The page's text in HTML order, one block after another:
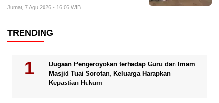
Jumat, 7 Agu 2026 - 16:06 WIB
TRENDING
Dugaan Pengeroyokan terhadap Guru dan Imam
Masjid Tuai Sorotan, Keluarga Harapkan
Kepastian Hukum